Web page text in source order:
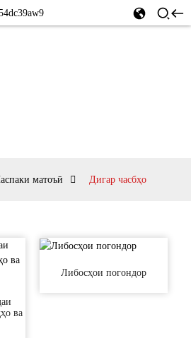
матоъӣ Дигар часбҳо
ва
Либосҳои погондор